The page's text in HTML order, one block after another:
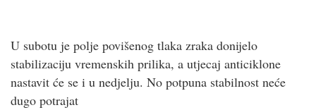
U subotu je polje povišenog tlaka zraka donijelo
stabilizaciju vremenskih prilika, a utjecaj anticiklone
nastavit će se i u nedjelju. No potpuna stabilnost neće
dugo potrajat